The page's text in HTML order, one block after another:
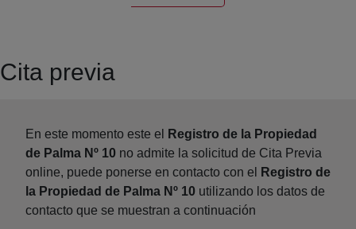
Cita previa
En este momento este el
Registro de la Propiedad
de Palma Nº 10 no admite la solicitud de Cita Previa
online, puede ponerse en contacto con el
Registro de
la Propiedad de Palma Nº 10 utilizando los datos de
contacto que se muestran a continuación